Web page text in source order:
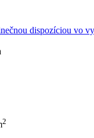
dispozíciou vo
2